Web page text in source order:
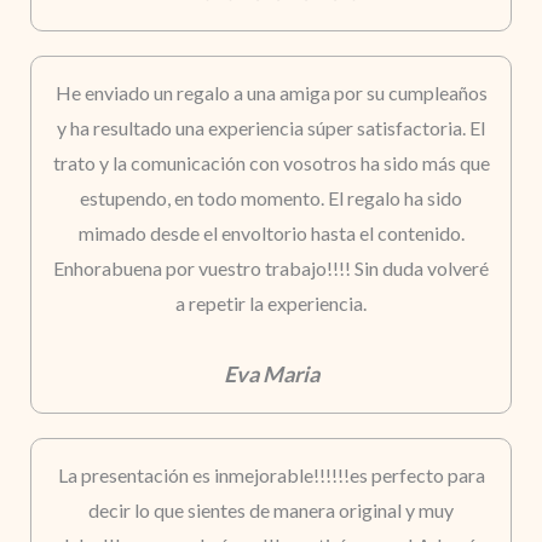
He enviado un regalo a una amiga por su cumpleaños
y ha resultado una experiencia súper satisfactoria. El
trato y la comunicación con vosotros ha sido más que
estupendo, en todo momento. El regalo ha sido
mimado desde el envoltorio hasta el contenido.
Enhorabuena por vuestro trabajo!!!! Sin duda volveré
a repetir la experiencia.
Eva Maria
La presentación es inmejorable!!!!!!es perfecto para
decir lo que sientes de manera original y muy